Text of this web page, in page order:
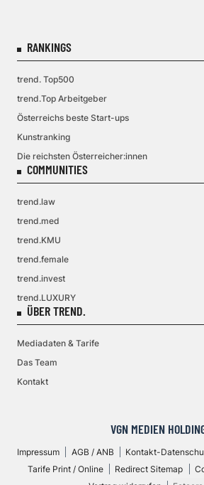
RANKINGS
trend. Top500
trend.Top Arbeitgeber
Österreichs beste Start-ups
Kunstranking
Die reichsten Österreicher:innen
COMMUNITIES
trend.law
trend.med
trend.KMU
trend.female
trend.invest
trend.LUXURY
ÜBER TREND.
Mediadaten & Tarife
Das Team
Kontakt
VGN MEDIEN
Impressum AGB / ANB Kontakt-
Tarife Print / Online
Redirect Sitemap